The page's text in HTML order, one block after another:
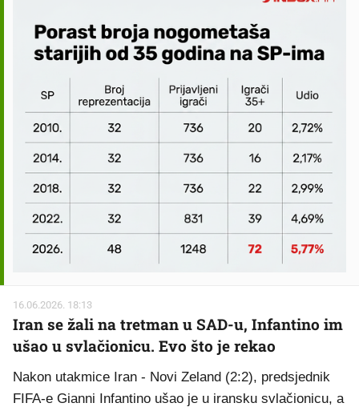
16.06.2026. 18:13
Iran se žali na tretman u SAD-u, Infantino im
ušao u svlačionicu. Evo što je rekao
Nakon utakmice Iran - Novi Zeland (2:2), predsjednik
FIFA-e Gianni Infantino ušao je u iransku svlačionicu, a